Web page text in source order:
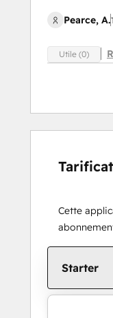
Pearce, A.
Utile (0)
Cette
Starter